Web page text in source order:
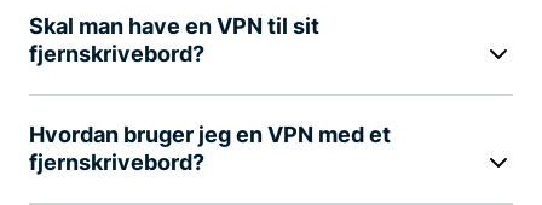
Skal man have en VPN til sit
fjernskrivebord?
Hvordan bruger jeg en VPN med et
fjernskrivebord?